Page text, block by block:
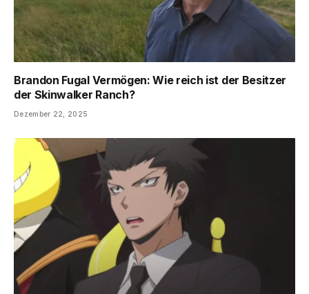
Brandon Fugal Vermögen: Wie reich ist der Besitzer
der Skinwalker Ranch?
Dezember 22, 2025